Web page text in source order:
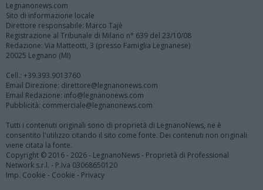
Legnanonews.com
Sito di informazione locale
Direttore responsabile: Marco Tajè
Registrazione al Tribunale di Milano n° 639 del 23/10/08
Redazione: Via Matteotti, 3 (presso Famiglia Legnanese)
20025 Legnano (MI)
Cell.: +39.393.9013760
Email Direzione: direttore@legnanonews.com
Email Redazione: info@legnanonews.com
Pubblicità: commerciale@legnanonews.com
Tutti i contenuti originali sono di proprietà di LegnanoNews, ne è
consentito l'utilizzo citando il sito come fonte. Dei contenuti non originali
viene citata la fonte.
Copyright © 2016 - 2026 - LegnanoNews - Proprietà di Professional
Network s.r.l. - P.Iva 03068650120
Imp. Cookie - Cookie - Privacy